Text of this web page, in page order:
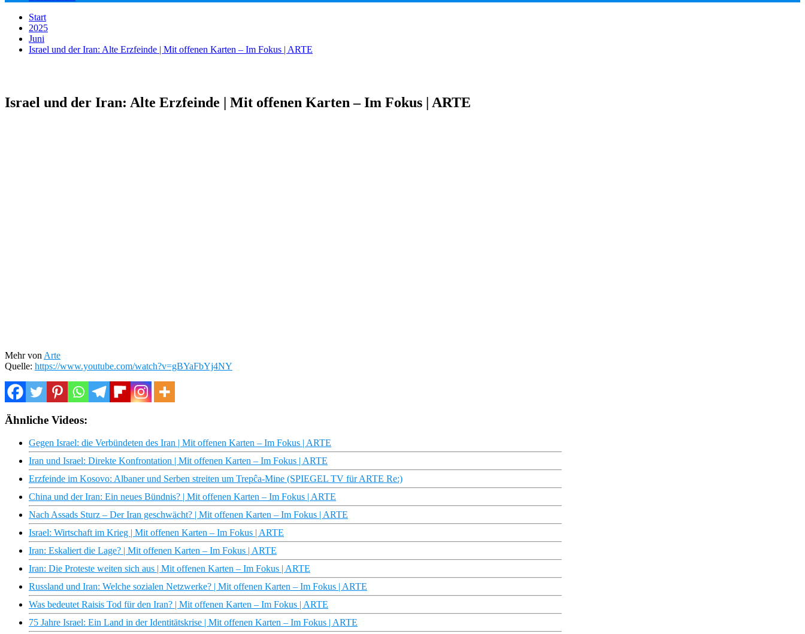
Start
2025
Juni
Israel und der Iran: Alte Erzfeinde | Mit offenen Karten – Im Fokus | ARTE
Israel und der Iran: Alte Erzfeinde | Mit offenen Karten – Im Fokus | ARTE
Mehr von Arte
Quelle: https://www.youtube.com/watch?v=gBYaFbYj4NY
Ähnliche Videos:
Gegen Israel: die Verbündeten des Iran | Mit offenen Karten – Im Fokus | ARTE
Iran und Israel: Direkte Konfrontation | Mit offenen Karten – Im Fokus | ARTE
Erzfeinde im Kosovo: Albaner und Serben streiten um Trepĉa-Mine (SPIEGEL TV für ARTE Re:)
China und der Iran: Ein neues Bündnis? | Mit offenen Karten – Im Fokus | ARTE
Nach Assads Sturz – Der Iran geschwächt? | Mit offenen Karten – Im Fokus | ARTE
Israel: Wirtschaft im Krieg | Mit offenen Karten – Im Fokus | ARTE
Iran: Eskaliert die Lage? | Mit offenen Karten – Im Fokus | ARTE
Iran: Die Proteste weiten sich aus | Mit offenen Karten – Im Fokus | ARTE
Russland und Iran: Welche sozialen Netzwerke? | Mit offenen Karten – Im Fokus | ARTE
Was bedeutet Raisis Tod für den Iran? | Mit offenen Karten – Im Fokus | ARTE
75 Jahre Israel: Ein Land in der Identitätskrise | Mit offenen Karten – Im Fokus | ARTE